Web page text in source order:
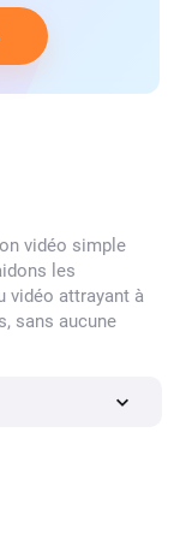
de fête
de titres
vidéo simple
les
vidéo attrayant à
sans aucune